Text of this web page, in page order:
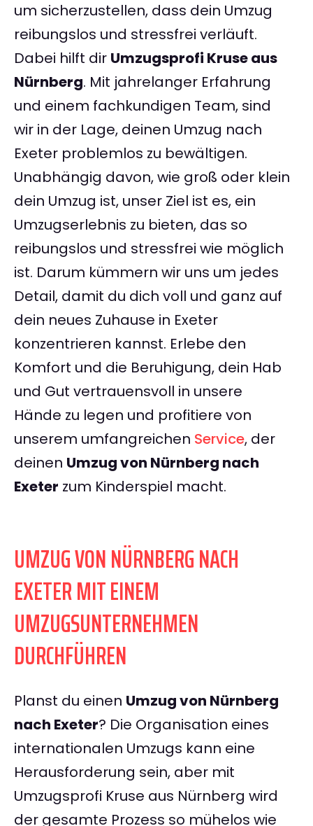
um sicherzustellen, dass dein Umzug
reibungslos und stressfrei verläuft.
Dabei hilft dir Umzugsprofi Kruse aus
Nürnberg. Mit jahrelanger Erfahrung
und einem fachkundigen Team, sind
wir in der Lage, deinen Umzug nach
Exeter problemlos zu bewältigen.
Unabhängig davon, wie groß oder klein
dein Umzug ist, unser Ziel ist es, ein
Umzugserlebnis zu bieten, das so
reibungslos und stressfrei wie möglich
ist. Darum kümmern wir uns um jedes
Detail, damit du dich voll und ganz auf
dein neues Zuhause in Exeter
konzentrieren kannst. Erlebe den
Komfort und die Beruhigung, dein Hab
und Gut vertrauensvoll in unsere
Hände zu legen und profitiere von
unserem umfangreichen Service, der
deinen Umzug von Nürnberg nach
Exeter zum Kinderspiel macht.
UMZUG VON NÜRNBERG NACH
EXETER MIT EINEM
UMZUGSUNTERNEHMEN
DURCHFÜHREN
Planst du einen Umzug von Nürnberg
nach Exeter? Die Organisation eines
internationalen Umzugs kann eine
Herausforderung sein, aber mit
Umzugsprofi Kruse aus Nürnberg wird
der gesamte Prozess so mühelos wie